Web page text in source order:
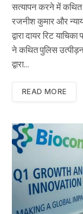
सत्यापन करने में कथित
रजनीश कुमार और
द्वारा दायर रिट
ने कथित पुलिस
द्वारा…
READ MORE